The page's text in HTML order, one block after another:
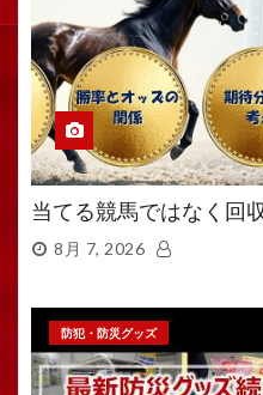
当てる競馬ではなく回
8月 7, 2026
防犯・防災グッズ